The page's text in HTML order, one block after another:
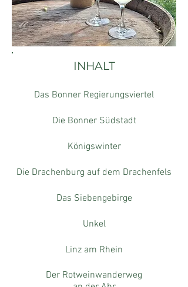
INHALT
Das Bonner Regierungsviertel
Die Bonner Südstadt
​Königswinter
Die Drachenburg auf dem Drachenfels
Das Siebengebirge
Unkel
Linz am Rhein
Der Rotweinwanderweg